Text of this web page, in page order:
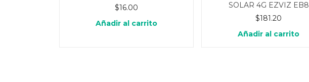
$16.00
Añadir al carrito
SOLAR 4G EZVIZ EB8
$181.20
Añadir al carrito